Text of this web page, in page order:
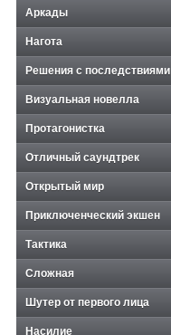
Аркады
Нагота
Решения с последствиями
Визуальная новелла
Протагонистка
Отличный саундтрек
Открытый мир
Приключенческий экшен
Тактика
Сложная
Шутер от первого лица
Насилие